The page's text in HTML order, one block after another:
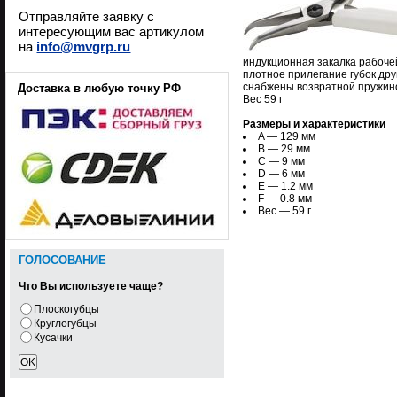
Отправляйте заявку с
интересующим вас артикулом
на info@mvgrp.ru
Доставка в любую точку РФ
ГОЛОСОВАНИЕ
Что Вы используете чаще?
Плоскогубцы
Круглогубцы
Кусачки
индукционная закалка
плотное прилегание губок
снабжены возвратной
Вес 59 г
Размеры и характеристики
A — 129 мм
B — 29 мм
C — 9 мм
D — 6 мм
E — 1.2 мм
F — 0.8 мм
Вес — 59 г